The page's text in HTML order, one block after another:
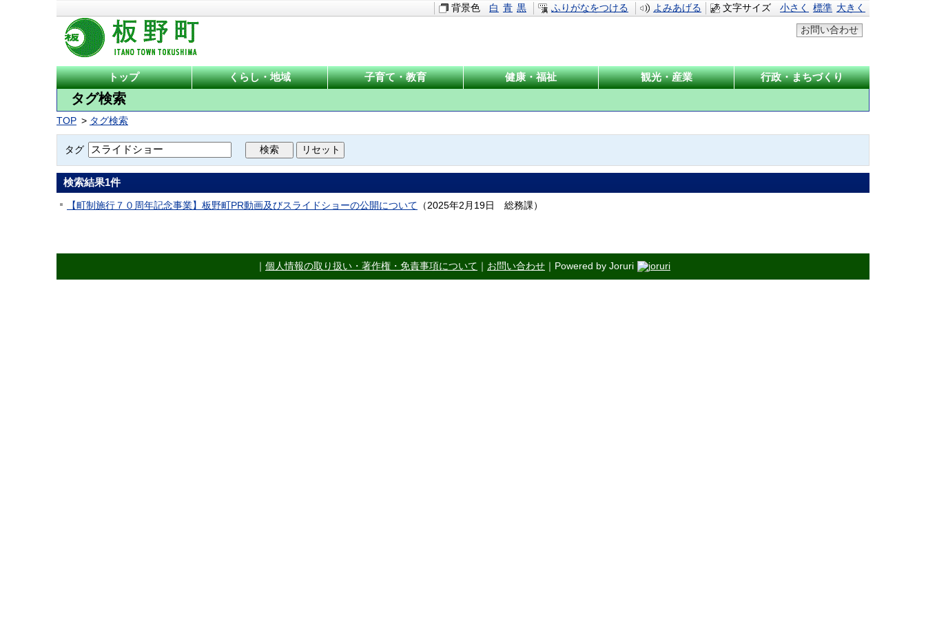
背景色 白 青 黒 ふりがなをつける よみあげる 文字サイズ 小さく 標準 大きく
お問い合わせ
トップ くらし・地域 子育て・教育 健康・福祉 観光・産業 行政・まちづくり
タグ検索
TOP タグ検索
タグ
検索結果1件
【町制施行７０周年記念事業】板野町PR動画及びスライドショーの公開について （2025年2月19日 総務課）
個人情報の取り扱い・著作権・免責事項について お問い合わせ ｜Powered by Joruri